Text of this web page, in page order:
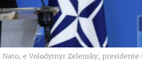
e Volodymyr Zelensky, presidente